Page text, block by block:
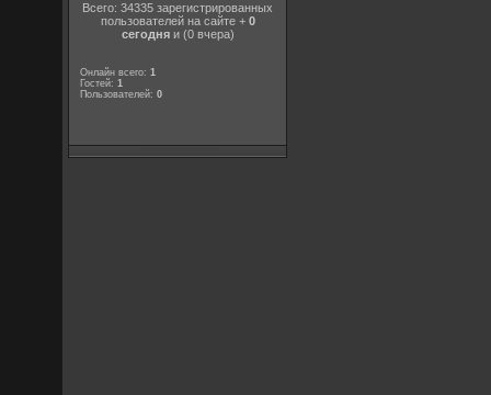
Всего: 34335 зарегистрированных
пользователей на сайте + 0
сегодняи (0 вчера)
Онлайн всего:1
Гостей:1
Пользователей:0